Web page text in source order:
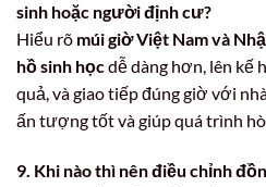
sinh hoặc người định cư?
Hiểu rõ múi giờ Việt Nam và
hồ sinh họcdễ dàng hơn, lên kế
quả, và giao tiếp đúng giờ với
ấn tượng tốt và giúp quá trình
9. Khi nào thì nên điều chỉnh